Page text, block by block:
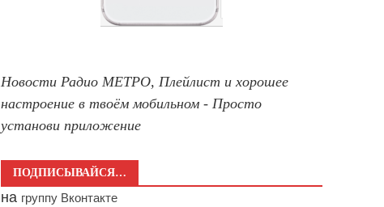
Новости Радио МЕТРО, Плейлист и хорошее
настроение в твоём мобильном - Просто
установи приложение
ПОДПИСЫВАЙСЯ…
на группу Вконтакте